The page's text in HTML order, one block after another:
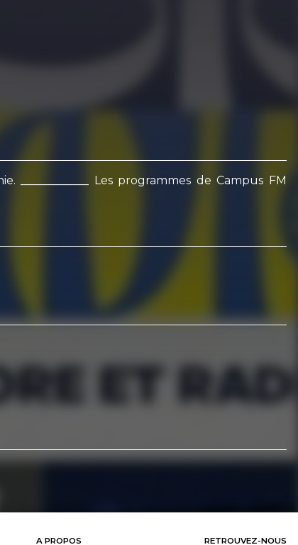
Les programmes de Campus FM
A PROPOS RETROUVEZ-NOUS